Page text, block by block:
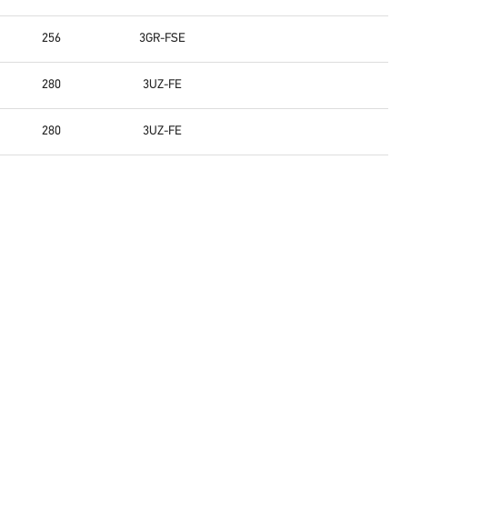
256 3GR-FSE
280 3UZ-FE
280 3UZ-FE